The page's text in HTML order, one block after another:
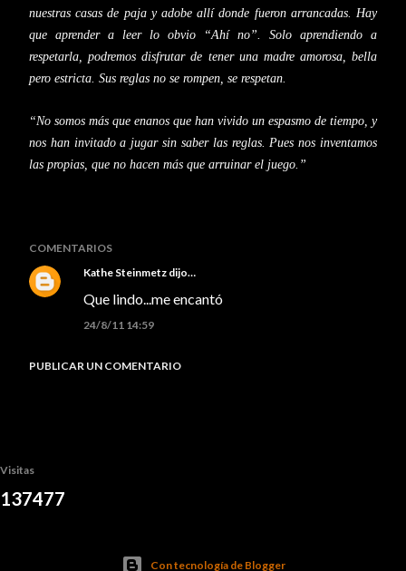
nuestras casas de paja y adobe allí donde fueron arrancadas. Hay
que aprender a leer lo obvio “Ahí no”. Solo aprendiendo a
respetarla, podremos disfrutar de tener una madre amorosa, bella
pero estricta. Sus reglas no se rompen, se respetan.
“No somos más que enanos que han vivido un espasmo de tiempo, y
nos han invitado a jugar sin saber las reglas. Pues nos inventamos
las propias, que no hacen más que arruinar el juego.”
COMENTARIOS
Kathe Steinmetz dijo…
Que lindo...me encantó
24/8/11 14:59
PUBLICAR UN COMENTARIO
Visitas
137477
Con tecnología de Blogger